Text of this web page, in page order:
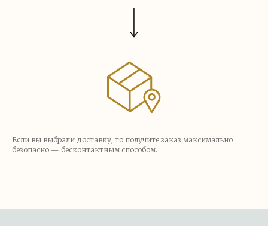
Если вы выбрали доставку, то получите заказ максимально
безопасно — бесконтактным способом.